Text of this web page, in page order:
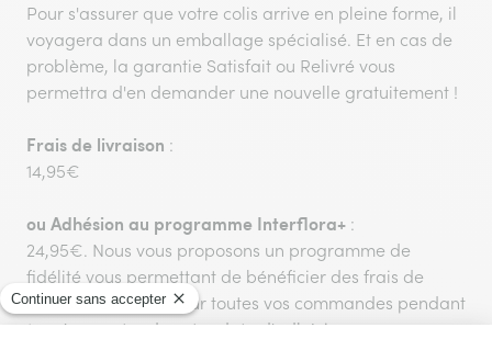
Pour s'assurer que votre colis arrive en pleine forme, il
voyagera dans un emballage spécialisé. Et en cas de
problème, la garantie Satisfait ou Relivré vous
permettra d'en demander une nouvelle gratuitement !
Frais de livraison :
14,95€
ou Adhésion au programme Interflora+ :
24,95€. Nous vous proposons un programme de
fidélité vous permettant de bénéficier des frais de
livraison GRATUITS sur toutes vos commandes pendant
1 an à compter de votre date d'adhésion.